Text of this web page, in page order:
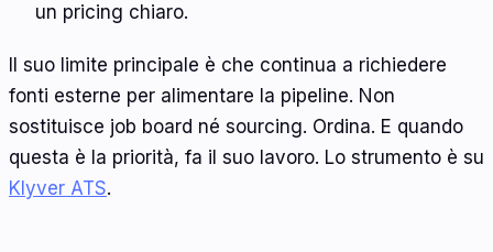
un pricing chiaro.
Il suo limite principale è che continua a richiedere
fonti esterne per alimentare la pipeline. Non
sostituisce job board né sourcing. Ordina. E quando
questa è la priorità, fa il suo lavoro. Lo strumento è su
Klyver ATS.